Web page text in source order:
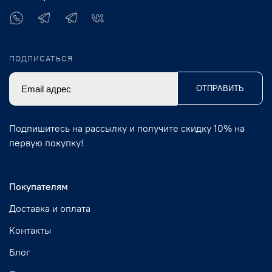
Покупателям
Доставка и оплата
Контакты
Блог
ПОДПИСАТЬСЯ
ОТПРАВИТЬ
Подпишитесь на рассылку и получите скидку 10% на
первую покупку!